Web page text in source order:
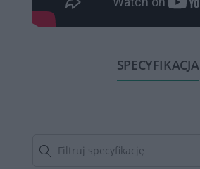
SPECYFIKACJA